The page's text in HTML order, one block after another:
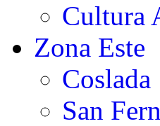
Cultura
Zona Este
Coslada
San